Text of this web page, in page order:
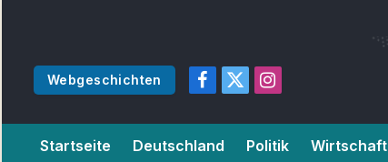
Webgeschichten
Facebook
X
Instagram
Startseite Deutschland Politik Wirtschaft